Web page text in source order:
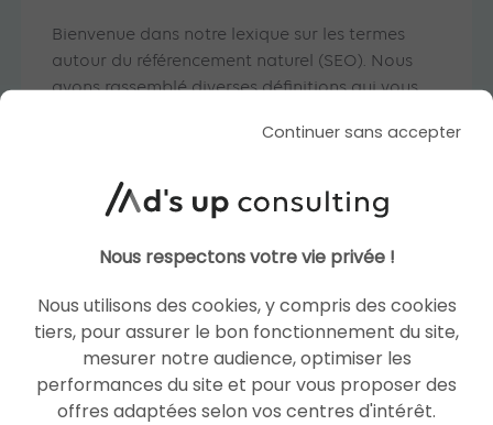
Bienvenue dans notre lexique sur les termes
autour du référencement naturel (SEO). Nous
avons rassemblé diverses définitions qui vous
REPORTING SEO
BALISE TITLE GOOGLE PENGUIN
LINKBAITING GOOGLE PAGE EXPERIENCE
Continuer sans accepter
Nous respectons votre vie privée !
Nous utilisons des cookies, y compris des cookies
tiers, pour assurer le bon fonctionnement du site,
mesurer notre audience, optimiser les
performances du site et pour vous proposer des
offres adaptées selon vos centres d'intérêt.